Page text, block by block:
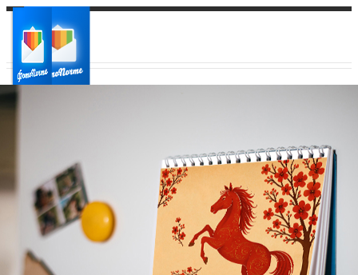
Ваш регион доставки
Выберите из списка: